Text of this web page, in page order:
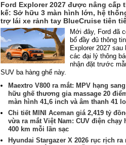
Ford Explorer 2027 được nâng cấp
kế: Sở hữu 3 màn hình lớn, hệ
trợ lái xe rảnh tay BlueCruise tiên
Mới đây, Ford đã
bố đầy đủ thông
Explorer 2027 sau
các đại lý thông
nhận đặt trước
SUV ba hàng ghế này.
Maextro V800 ra mắt: MPV hạng
hữu ghế thương gia massage 20
màn hình 41,6 inch và âm thanh 41
Chi tiết MINI Aceman giá 2,419 tỷ
vừa ra mắt Việt Nam: CUV điện chạy
400 km mỗi lần sạc
Hyundai Stargazer X 2026 rục rịch ra